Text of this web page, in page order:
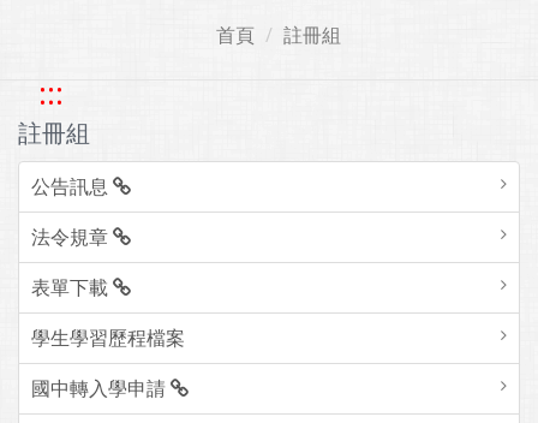
首頁 註冊組
:::
註冊組
公告訊息
法令規章
表單下載
學生學習歷程檔案
國中轉入學申請